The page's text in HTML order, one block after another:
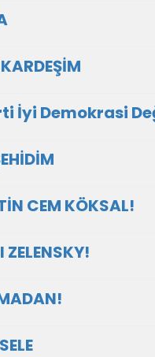
İyi Demokrasi
CEM KÖKSAL!
ZELENSKY!